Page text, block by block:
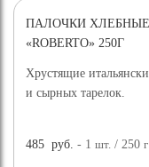
ПАЛОЧКИ
«ROBERTO» 250Г
Хрустящие
и сырных тарелок.
485 руб. - 1шт. / 250г